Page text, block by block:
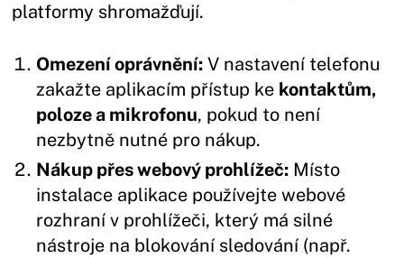
platformy shromažďují.
Omezení oprávnění: V nastavení telefonu
zakažte aplikacím přístup ke kontaktům,
poloze a mikrofonu, pokud to není
nezbytně nutné pro nákup.
Nákup přes webový prohlížeč: Místo
instalace aplikace používejte webové
rozhraní v prohlížeči, který má silné
nástroje na blokování sledování (např.